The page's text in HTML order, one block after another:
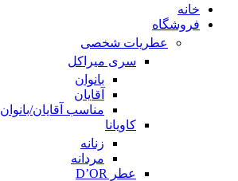
خانه
فروشگاه
عطریات شخصی
سری میراکل
بانوان
آقایان
مناسب آقایان/بانوان
کاویانا
زنانه
مردانه
عطر D’OR